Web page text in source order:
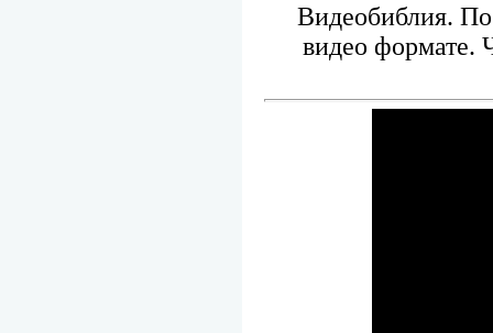
Видеобиблия.
видео формате.